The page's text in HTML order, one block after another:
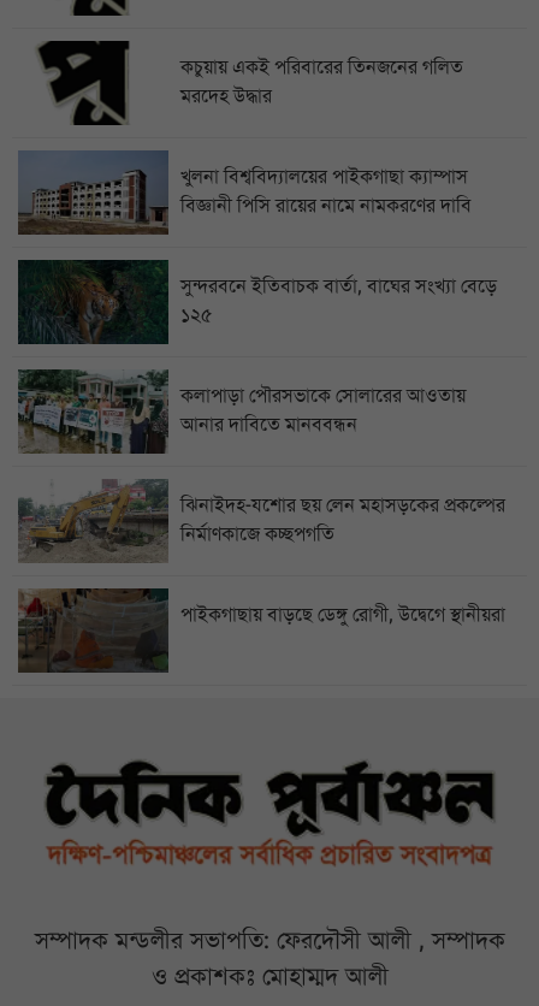
কচুয়ায় একই পরিবারের তিনজনের গলিত
মরদেহ উদ্ধার
খুলনা বিশ্ববিদ্যালয়ের পাইকগাছা ক্যাম্পাস
বিজ্ঞানী পিসি রায়ের নামে নামকরণের দাবি
সুন্দরবনে ইতিবাচক বার্তা, বাঘের সংখ্যা বেড়ে
১২৫
কলাপাড়া পৌরসভাকে সোলারের আওতায়
আনার দাবিতে মানববন্ধন
ঝিনাইদহ-যশোর ছয় লেন মহাসড়কের প্রকল্পের
নির্মাণকাজে কচ্ছপগতি
পাইকগাছায় বাড়ছে ডেঙ্গু রোগী, উদ্বেগে স্থানীয়রা
সম্পাদক মন্ডলীর সভাপতি: ফেরদৌসী আলী , সম্পাদক
ও প্রকাশকঃ মোহাম্মদ আলী